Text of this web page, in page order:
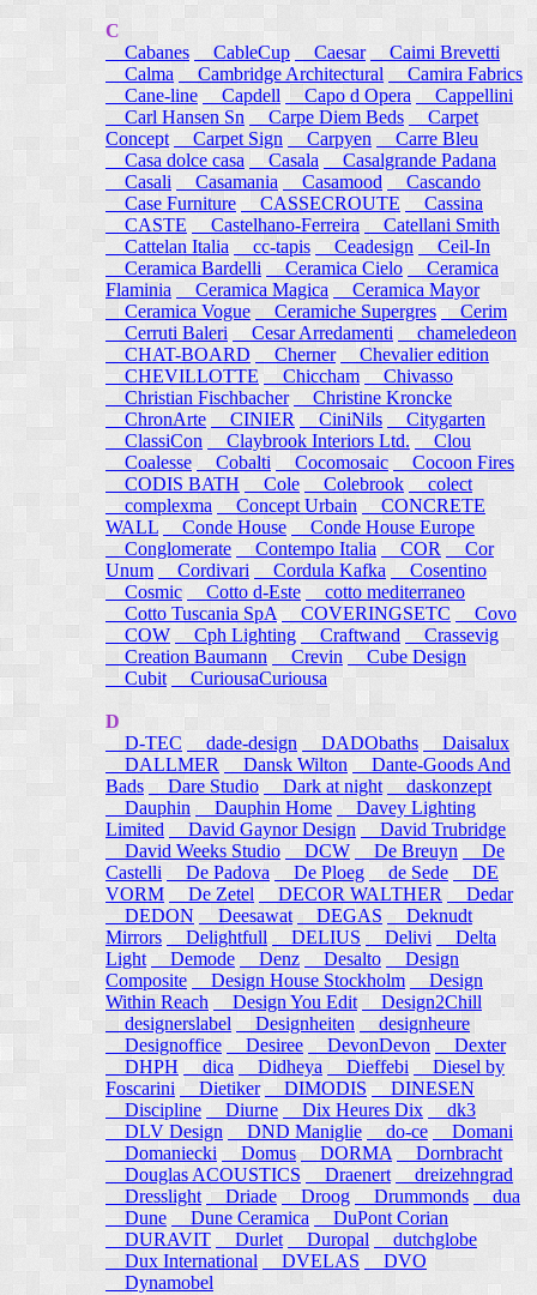
C
Cabanes
CableCup Caesar
Caimi Brevetti
Calma
Cambridge Architectural
Camira Fabrics
Cane-line
Capdell Capo d Opera
Cappellini
Carl Hansen Sn
Carpe Diem Beds
Carpet
Concept
Carpet Sign Carpyen
Carre Bleu
Casa dolce casa
Casala
Casalgrande Padana
Casali
Casamania Casamood
Cascando
Case Furniture
CASSECROUTE
Cassina
CASTE
Castelhano-Ferreira
Catellani Smith
Cattelan Italia
cc-tapis Ceadesign
Ceil-In
Ceramica Bardelli
Ceramica Cielo
Ceramica
Flaminia
Ceramica Magica
Ceramica Mayor
Ceramica Vogue
Ceramiche Supergres Cerim
Cerruti Baleri
Cesar Arredamenti
chameledeon
CHAT-BOARD
Cherner
Chevalier edition
CHEVILLOTTE
Chiccham
Chivasso
Christian Fischbacher
Christine Kroncke
ChronArte
CINIER CiniNils
Citygarten
ClassiCon
Claybrook Interiors Ltd.
Clou
Coalesse
Cobalti Cocomosaic
Cocoon Fires
CODIS BATH
Cole Colebrook
colect
complexma
Concept Urbain
CONCRETE
WALL
Conde House
Conde House Europe
Conglomerate
Contempo Italia COR
Cor
Unum
Cordivari Cordula Kafka
Cosentino
Cosmic
Cotto d-Este
cotto mediterraneo
Cotto Tuscania SpA
COVERINGSETC
Covo
COW
Cph Lighting Craftwand
Crassevig
Creation Baumann
Crevin
Cube Design
Cubit
CuriousaCuriousa
D
D-TEC
dade-design DADObaths
Daisalux
DALLMER
Dansk Wilton
Dante-Goods And
Bads
Dare Studio Dark at night
daskonzept
Dauphin
Dauphin Home
Davey Lighting
Limited
David Gaynor Design
David Trubridge
David Weeks Studio
DCW De Breuyn
De
Castelli
De Padova De Ploeg de Sede
DE
VORM
De Zetel DECOR WALTHER
Dedar
DEDON
Deesawat DEGAS
Deknudt
Mirrors
Delightfull DELIUS Delivi
Delta
Light
Demode Denz Desalto
Design
Composite
Design House Stockholm
Design
Within Reach
Design You Edit
Design2Chill
designerslabel
Designheiten
designheure
Designoffice
Desiree DevonDevon
Dexter
DHPH
dica Didheya Dieffebi
Diesel by
Foscarini
Dietiker DIMODIS
DINESEN
Discipline
Diurne Dix Heures Dix
dk3
DLV Design
DND Maniglie do-ce
Domani
Domaniecki
Domus DORMA
Dornbracht
Douglas ACOUSTICS
Draenert
dreizehngrad
Dresslight Driade Droog Drummonds
dua
Dune
Dune Ceramica
DuPont Corian
DURAVIT
Durlet Duropal
dutchglobe
Dux International
DVELAS
DVO
Dynamobel